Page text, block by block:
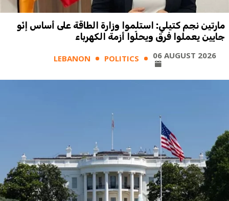
مارتين نجم كتيلي: استلموا وزارة الطاقة على أساس إنّو
جايين يعملوا فرق ويحلّوا أزمة الكهرباء
LEBANON POLITICS 06 AUGUST 2026